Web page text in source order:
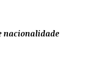
nacionalidade